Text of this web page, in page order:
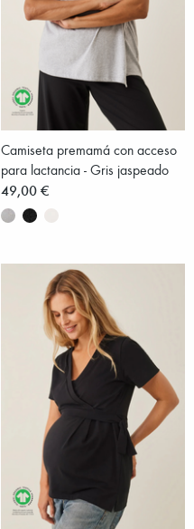
Camiseta premamá con acceso
para lactancia - Gris jaspeado
49,00 €